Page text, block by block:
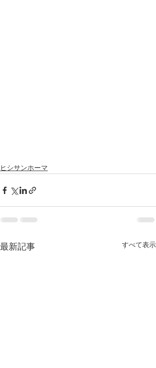
ヒシサンホーマ
最新記事 すべて表示